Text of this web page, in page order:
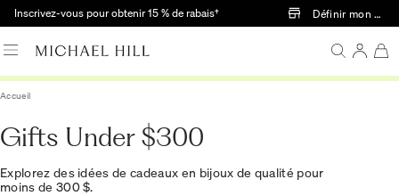
Passer au contenu principal
Inscrivez-vous pour obtenir 15 % de rabais† Définir mon
Accueil
Gifts Under $300
Explorez des idées de cadeaux en bijoux de qualité pour
moins de 300 $.